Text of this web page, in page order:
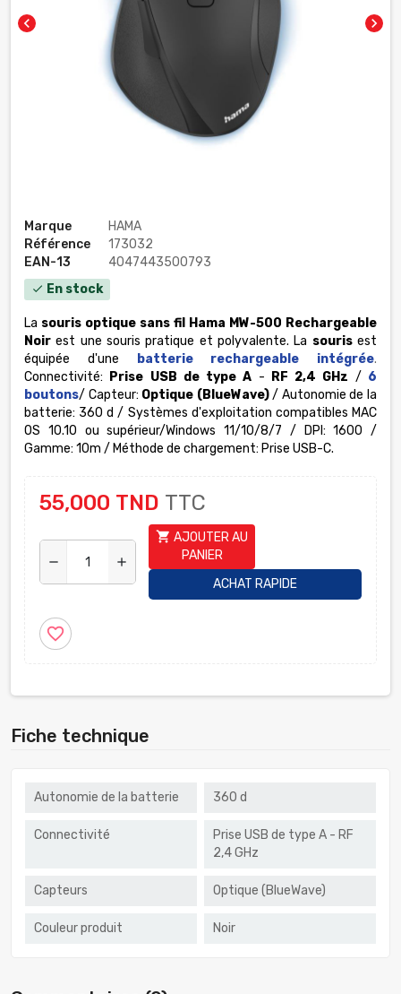
chevron_left chevron_right
Marque
HAMA
Référence
173032
EAN-13
4047443500793
check En stock
La souris optique sans fil Hama MW-500 Rechargeable
Noir est une souris pratique et polyvalente. La sourisest
équipée d'une
batterie rechargeable intégrée.
Connectivité: Prise USB de type A - RF 2,4 GHz / 6
boutons/ Capteur: Optique (BlueWave)/ Autonomie de la
batterie: 360 d / Systèmes d'exploitation compatibles MAC
OS 10.10 ou supérieur/Windows 11/10/8/7 / DPI: 1600 /
Gamme: 10m / Méthode de chargement: Prise USB-C.
55,000 TND TTC
remove add
shopping_cart AJOUTER AU
PANIER
ACHAT RAPIDE
favorite_border
Fiche technique
Autonomie de la batterie 360 d
Connectivité
Prise USB de type A - RF
2,4 GHz
Capteurs Optique (BlueWave)
Couleur produit Noir